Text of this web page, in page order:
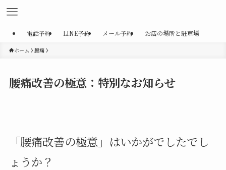
電話予約 LINE予約 メール予約 お店の場所と駐車場
ホーム 腰痛
腰痛改善の極意：特別なお知らせ
「腰痛改善の極意」はいかがでしたでし
ょうか？